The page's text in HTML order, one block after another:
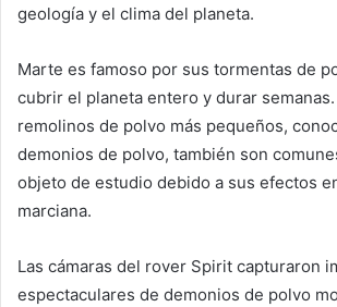
geología y el clima del planeta.
Marte es famoso por sus tormentas de
cubrir el planeta entero y durar
remolinos de polvo más pequeños,
demonios de polvo, también son
objeto de estudio debido a sus efectos
marciana.
Las cámaras del rover Spirit capturaron
espectaculares de demonios de polvo